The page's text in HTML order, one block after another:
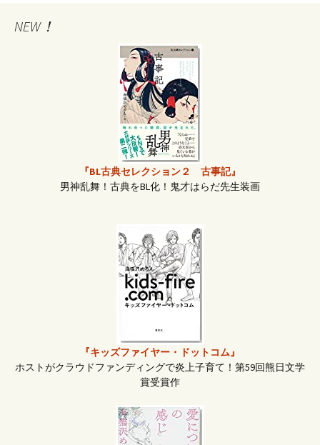
NEW！
『BL古典セレクション２ 古事記』
男神乱舞！古典をBL化！鬼才はらだ先生装画
『キッズファイヤー・ドットコム』
ホストがクラウドファンディングで炎上子育て！第59回熊日文学
賞受賞作